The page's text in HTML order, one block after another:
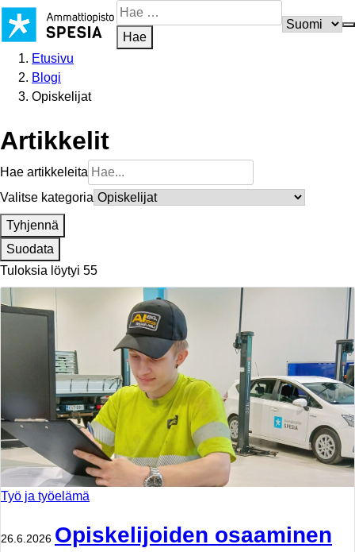
Siirry
sisältöön
Hae
sivustosta
Hae
Etusivu
Blogi
Opiskelijat
Artikkelit
Hae artikkeleita
Valitse kategoria
Tyhjennä
Suodata
Tuloksia löytyi 55
Työ ja työelämä
26.6.2026 Opiskelijoiden osaaminen